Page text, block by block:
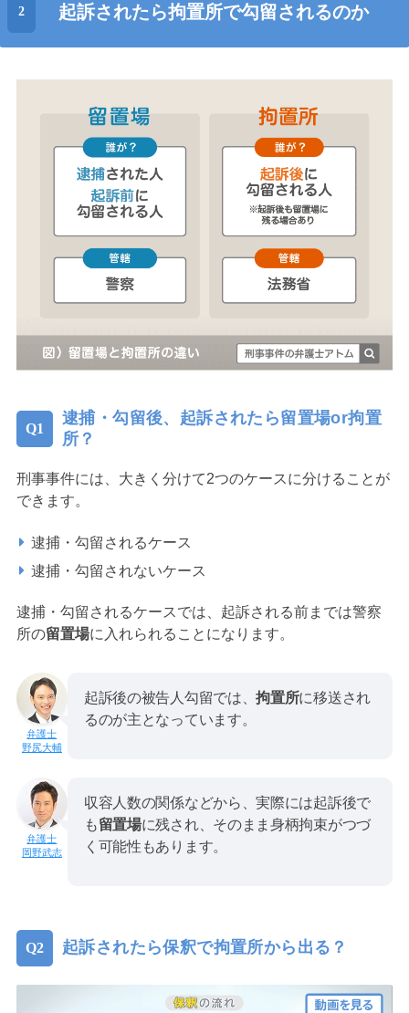
起訴されたら拘置所で勾留されるのか
逮捕・勾留後、起訴されたら留置場or拘置
所？
刑事事件には、大きく分けて2つのケースに分けることが
できます。
逮捕・勾留されるケース
逮捕・勾留されないケース
逮捕・勾留されるケースでは、起訴される前までは警察
所の留置場に入れられることになります。
野尻大輔
起訴後の被告人勾留では、拘置所に移送され
るのが主となっています。
岡野武志
収容人数の関係などから、実際には起訴後で
も留置場に残され、そのまま身柄拘束がつづ
く可能性もあります。
起訴されたら保釈で拘置所から出る？